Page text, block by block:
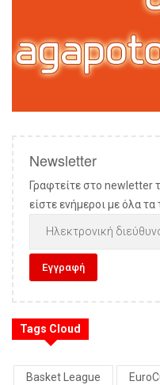
Newsletter
Γραφτείτε στο newletter
είστε ενήμεροι με όλα
Tags Cloud
Basket League